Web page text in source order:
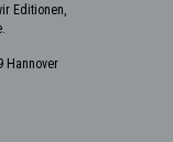
Editionen,
Hannover